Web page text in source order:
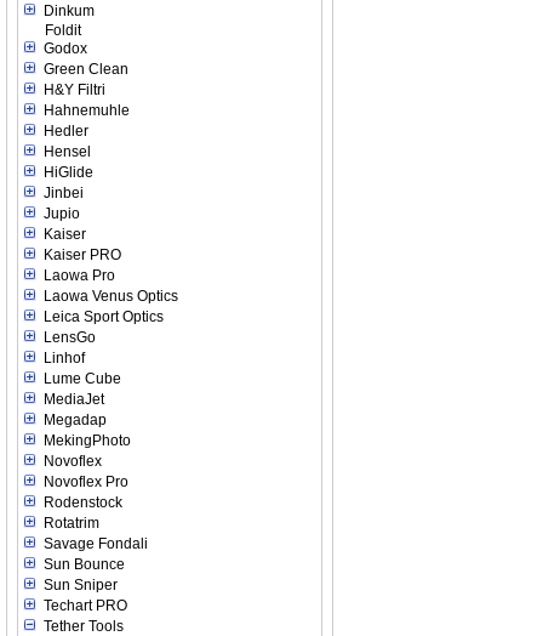
Dinkum
Foldit
Godox
Green Clean
H&Y Filtri
Hahnemuhle
Hedler
Hensel
HiGlide
Jinbei
Jupio
Kaiser
Kaiser PRO
Laowa Pro
Laowa Venus Optics
Leica Sport Optics
LensGo
Linhof
Lume Cube
MediaJet
Megadap
MekingPhoto
Novoflex
Novoflex Pro
Rodenstock
Rotatrim
Savage Fondali
Sun Bounce
Sun Sniper
Techart PRO
Tether Tools